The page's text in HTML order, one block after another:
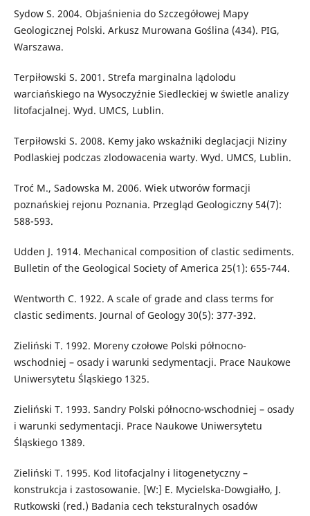
Sydow S. 2004. Objaśnienia do Szczegółowej Mapy
Geologicznej Polski. Arkusz Murowana Goślina (434). PIG,
Warszawa.
Terpiłowski S. 2001. Strefa marginalna lądolodu
warciańskiego na Wysoczyźnie Siedleckiej w świetle analizy
litofacjalnej. Wyd. UMCS, Lublin.
Terpiłowski S. 2008. Kemy jako wskaźniki deglacjacji Niziny
Podlaskiej podczas zlodowacenia warty. Wyd. UMCS, Lublin.
Troć M., Sadowska M. 2006. Wiek utworów formacji
poznańskiej rejonu Poznania. Przegląd Geologiczny 54(7):
588-593.
Udden J. 1914. Mechanical composition of clastic sediments.
Bulletin of the Geological Society of America 25(1): 655-744.
Wentworth C. 1922. A scale of grade and class terms for
clastic sediments. Journal of Geology 30(5): 377-392.
Zieliński T. 1992. Moreny czołowe Polski północno-
wschodniej – osady i warunki sedymentacji. Prace Naukowe
Uniwersytetu Śląskiego 1325.
Zieliński T. 1993. Sandry Polski północno-wschodniej – osady
i warunki sedymentacji. Prace Naukowe Uniwersytetu
Śląskiego 1389.
Zieliński T. 1995. Kod litofacjalny i litogenetyczny –
konstrukcja i zastosowanie. [W:] E. Mycielska-Dowgiałło, J.
Rutkowski (red.) Badania cech teksturalnych osadów